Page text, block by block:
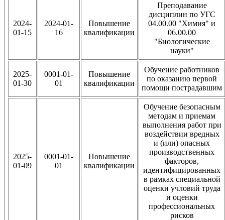
2024-
01-15
2024-01-
16
Повышение
квалификации
Преподавание
дисциплин по УГС
04.00.00 "Химия" и
06.00.00
"Биологические
науки"
2025-
01-30
0001-01-
01
Повышение
квалификации
Обучение работников
по оказанию первой
помощи пострадавшим
2025-
01-09
0001-01-
01
Повышение
квалификации
Обучение безопасным
методам и приемам
выполнения работ при
воздействии вредных
и (или) опасных
производственных
факторов,
идентифицированных
в рамках специальной
оценки учловий труда
и оценки
профессиональных
рисков